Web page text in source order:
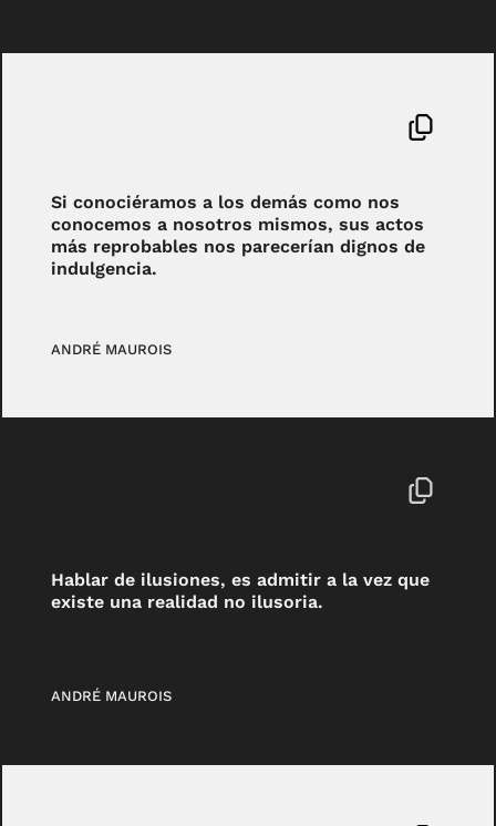
Si conociéramos a los demás como nos
conocemos a nosotros mismos, sus actos
más reprobables nos parecerían dignos de
indulgencia.
ANDRÉ MAUROIS
Hablar de ilusiones, es admitir a la vez que
existe una realidad no ilusoria.
ANDRÉ MAUROIS